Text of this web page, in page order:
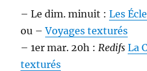
– Le dim. minuit :Les
ou –Voyages texturés
– 1er mar. 20h : Redifs La
texturés